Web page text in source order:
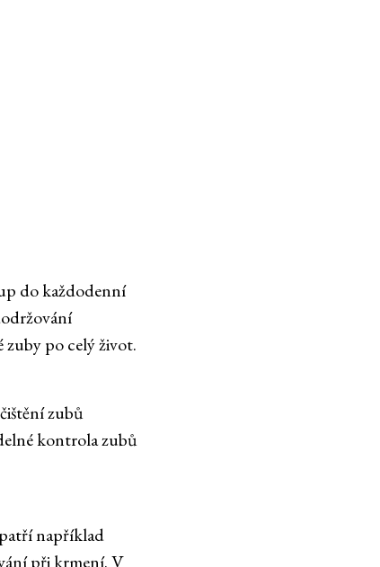
do každodenní
zuby po celý život.
zubů
kontrola zubů
například
při krmení. V